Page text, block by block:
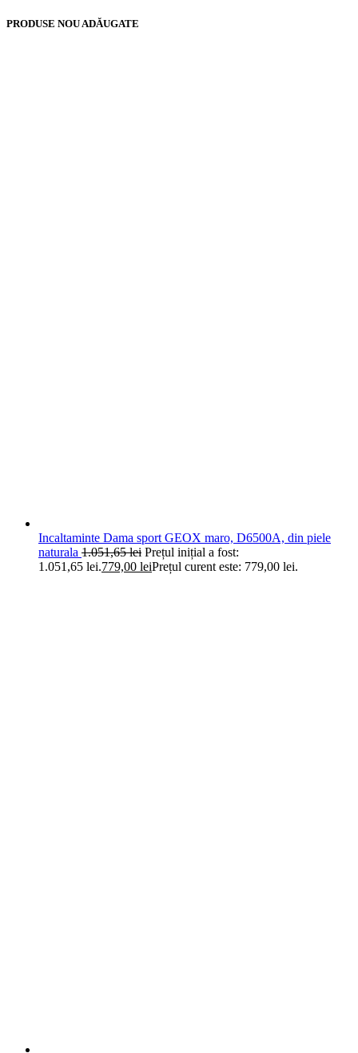
PRODUSE NOU ADĂUGATE
Incaltaminte Dama sport GEOX maro, D6500A, din piele
naturala 1.051,65lei Prețul inițial a fost:
1.051,65 lei.779,00 leiPrețul curent este: 779,00 lei.